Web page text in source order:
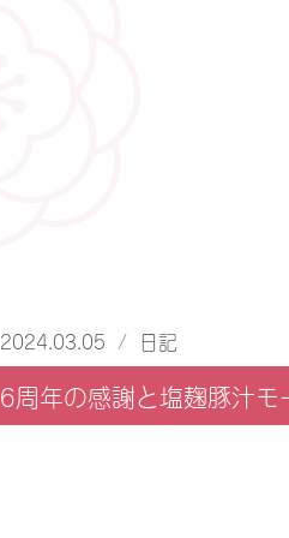
2024.03.05 / 日記
6周年の感謝と塩麹豚汁モ